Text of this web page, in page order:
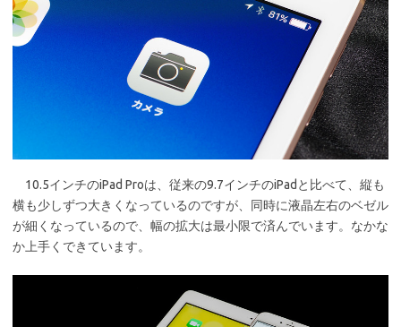
10.5インチのiPad Proは、従来の9.7インチのiPadと比べて、縦も
横も少しずつ大きくなっているのですが、同時に液晶左右のベゼル
が細くなっているので、幅の拡大は最小限で済んでいます。なかな
か上手くできています。